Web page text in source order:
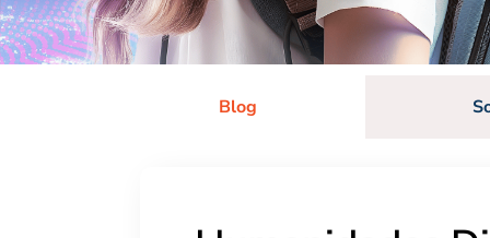
Blog